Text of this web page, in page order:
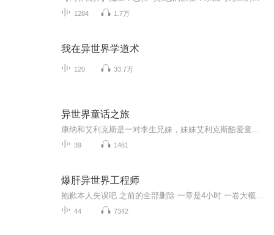
1284 1.7万
我在异世界学道术
120 33.7万
异世界童话之旅
39 1461
爆肝异世界工程师
44 7342